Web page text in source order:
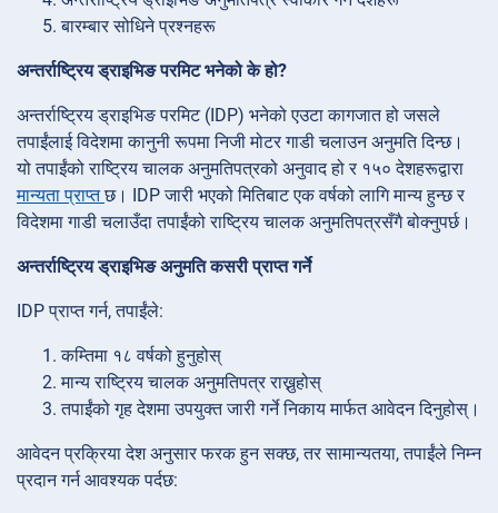
बारम्बार सोधिने प्रश्नहरू
अन्तर्राष्ट्रिय ड्राइभिङ परमिट भनेको के हो?
अन्तर्राष्ट्रिय ड्राइभिङ परमिट (IDP) भनेको एउटा कागजात हो जसले
तपाईंलाई विदेशमा कानुनी रूपमा निजी मोटर गाडी चलाउन अनुमति दिन्छ।
यो तपाईंको राष्ट्रिय चालक अनुमतिपत्रको अनुवाद हो र १५० देशहरूद्वारा
मान्यता प्राप्तछ। IDP जारी भएको मितिबाट एक वर्षको लागि मान्य हुन्छ र
विदेशमा गाडी चलाउँदा तपाईंको राष्ट्रिय चालक अनुमतिपत्रसँगै बोक्नुपर्छ।
अन्तर्राष्ट्रिय ड्राइभिङ अनुमति कसरी प्राप्त गर्ने
IDP प्राप्त गर्न, तपाईंले:
कम्तिमा १८ वर्षको हुनुहोस्
मान्य राष्ट्रिय चालक अनुमतिपत्र राख्नुहोस्
तपाईंको गृह देशमा उपयुक्त जारी गर्ने निकाय मार्फत आवेदन दिनुहोस्।
आवेदन प्रक्रिया देश अनुसार फरक हुन सक्छ, तर सामान्यतया, तपाईंले निम्न
प्रदान गर्न आवश्यक पर्दछ: